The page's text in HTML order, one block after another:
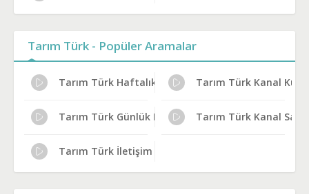
Tarım Türk - Popüler Aramalar
Tarım Türk Haftalık Yayın PlanıTarım Türk Kanal
Tarım Türk Günlük Program AkışıTarım Türk Kanal
Tarım Türk İletişim ve Adres